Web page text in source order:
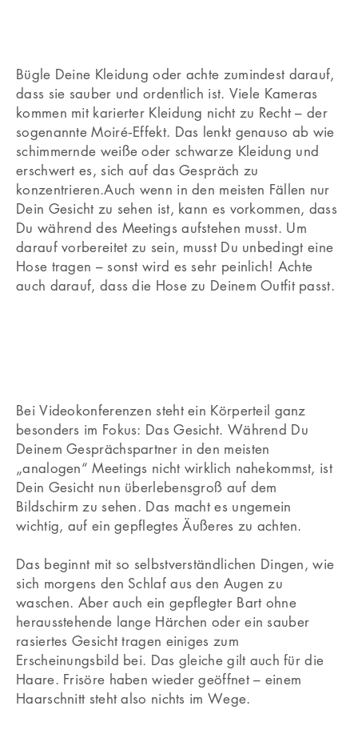
Bügle Deine Kleidung oder achte zumindest darauf,
dass sie sauber und ordentlich ist. Viele Kameras
kommen mit karierter Kleidung nicht zu Recht – der
sogenannte Moiré‐Effekt. Das lenkt genauso ab wie
schimmernde weiße oder schwarze Kleidung und
erschwert es, sich auf das Gespräch zu
konzentrieren.Auch wenn in den meisten Fällen nur
Dein Gesicht zu sehen ist, kann es vorkommen, dass
Du während des Meetings aufstehen musst. Um
darauf vorbereitet zu sein, musst Du unbedingt eine
Hose tragen – sonst wird es sehr peinlich! Achte
auch darauf, dass die Hose zu Deinem Outfit passt.
Bei Videokonferenzen steht ein Körperteil ganz
besonders im Fokus: Das Gesicht. Während Du
Deinem Gesprächspartner in den meisten
„analogen“ Meetings nicht wirklich nahekommst, ist
Dein Gesicht nun überlebensgroß auf dem
Bildschirm zu sehen. Das macht es ungemein
wichtig, auf ein gepflegtes Äußeres zu achten.
Das beginnt mit so selbstverständlichen Dingen, wie
sich morgens den Schlaf aus den Augen zu
waschen. Aber auch ein gepflegter Bart ohne
herausstehende lange Härchen oder ein sauber
rasiertes Gesicht tragen einiges zum
Erscheinungsbild bei. Das gleiche gilt auch für die
Haare. Frisöre haben wieder geöffnet – einem
Haarschnitt steht also nichts im Wege.